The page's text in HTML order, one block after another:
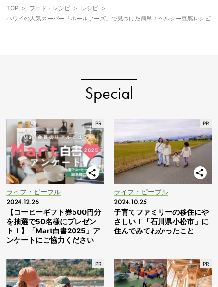
TOP フード・レシピ
レシピ
ハワイの人気スーパー「ホールフーズ」で見つけた簡単！ヘルシー豆腐レシピ
Special
ライフ・ピープル
2024.12.26
【コーヒーギフト券500円分
を抽選で50名様にプレゼン
ト！】「Mart白書2025」ア
ンケートにご協力ください
ライフ・ピープル
2024.10.25
子育てファミリーの移住にや
さしい！「石川県小松市」に
住んでみてわかったこと